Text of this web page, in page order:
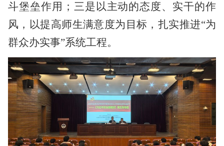
斗堡垒作用 ； 三是 以主动的态度、 实干的作
风，以提高师生满意度为目标 ，扎实推进“为
群众办实事”系统工程。